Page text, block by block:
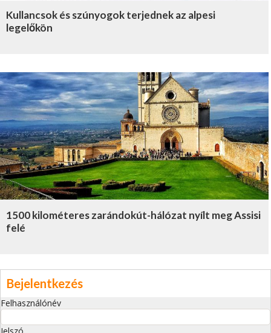
Kullancsok és szúnyogok terjednek az alpesi
legelőkön
1500 kilométeres zarándokút-hálózat nyílt meg Assisi
felé
Bejelentkezés
Felhasználónév